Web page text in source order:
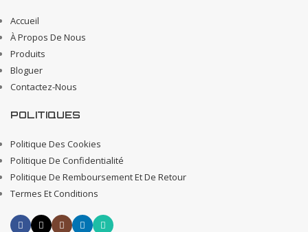
Accueil
À Propos De Nous
Produits
Bloguer
Contactez-Nous
POLITIQUES
Politique Des Cookies
Politique De Confidentialité
Politique De Remboursement Et De Retour
Termes Et Conditions